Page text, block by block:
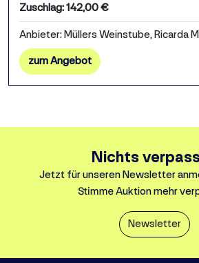
Zuschlag: 142,00 €
Anbieter: Müllers Weinstube, Ricarda
zum Angebot
Nichts
Jetzt für unseren Newsletter
Stimme Auktion mehr
Newsletter